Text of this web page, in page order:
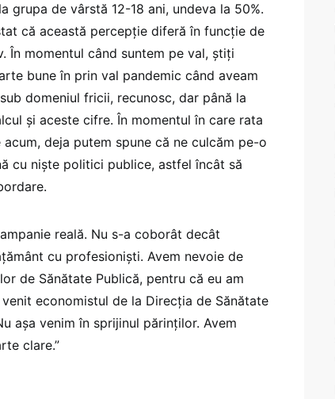
grupa de vârstă 12-18 ani, undeva la 50%.
că această percepție diferă în funcție de
În momentul când suntem pe val, știți
bune în prin val pandemic când aveam
domeniul fricii, recunosc, dar până la
și aceste cifre. În momentul în care rata
deja putem spune că ne culcăm pe-o
cu niște politici publice, astfel încât să
reală. Nu s-a coborât decât
cu profesioniști. Avem nevoie de
de Sănătate Publică, pentru că eu am
economistul de la Direcția de Sănătate
așa venim în sprijinul părinților. Avem
clare.”